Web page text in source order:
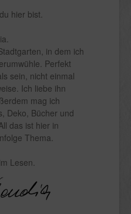
hier bist.
in dem ich
Perfekt
sein, nicht einmal
Ich liebe ihn
mag ich
Deko, Bücher und
das ist hier in
Thema.
Lesen.